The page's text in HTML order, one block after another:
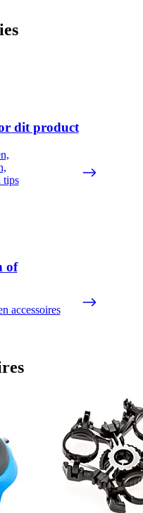
dit product
tips
of
accessoires